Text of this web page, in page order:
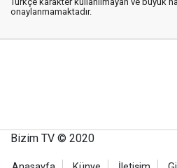
onaylanmamaktadır.
Bizim TV © 2020